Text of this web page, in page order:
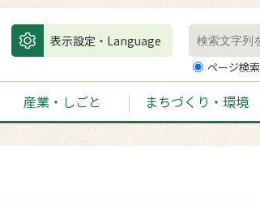
表示設定・Language
ページ検索
産業・しごと まちづくり・環境